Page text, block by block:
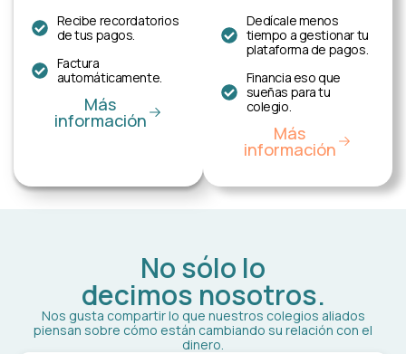
Recibe recordatorios
de tus pagos.
Factura
automáticamente.
Más
información
Dedícale menos
tiempo a gestionar tu
plataforma de pagos.
Financia eso que
sueñas para tu
colegio.
Más
información
No sólo lo
decimos nosotros.
Nos gusta compartir lo que nuestros colegios aliados
piensan sobre cómo están cambiando su relación con el
dinero.